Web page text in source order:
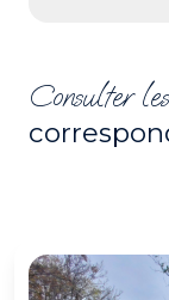
Consulter